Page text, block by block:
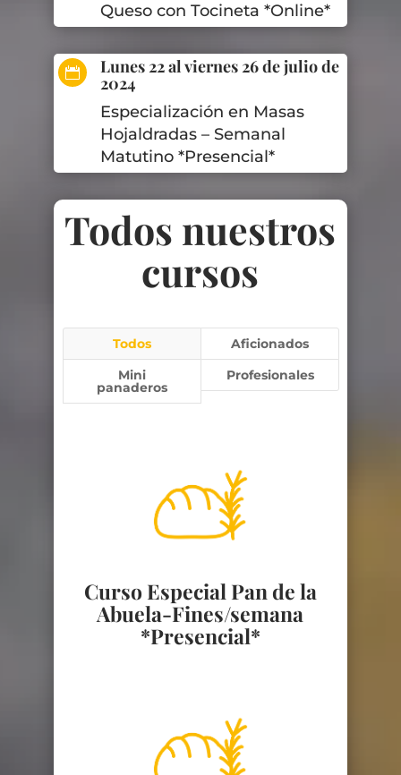
Queso con Tocineta *Online*
 Lunes 22 al viernes 26 de julio de
2024
Especialización en Masas
Hojaldradas – Semanal
Matutino *Presencial*
Todos nuestros
cursos
Todos
Aficionados
Mini
panaderos
Profesionales
Curso Especial Pan de la
Abuela-Fines/semana
*Presencial*